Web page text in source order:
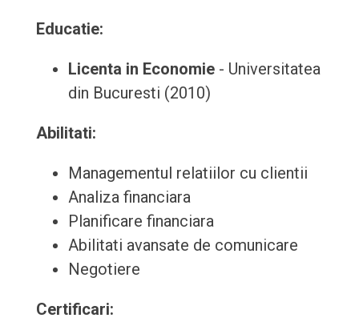
Educatie:
Licenta in Economie- Universitatea
din Bucuresti (2010)
Abilitati:
Managementul relatiilor cu clientii
Analiza financiara
Planificare financiara
Abilitati avansate de comunicare
Negotiere
Certificari: